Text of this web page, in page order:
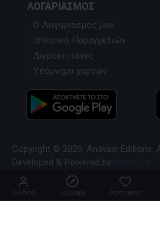
ΛΟΓΑΡΙΑΣΜΌΣ
Ο Λογαριασμός μου
Ιστορικό Παραγγελιών
Δωροεπιταγές
Υπόμνημα χαρτών
Copyright © 2020, Anavasi Editions,
Developed & Powered by
Σύνδεση Εγγραφή Αγαπημένα